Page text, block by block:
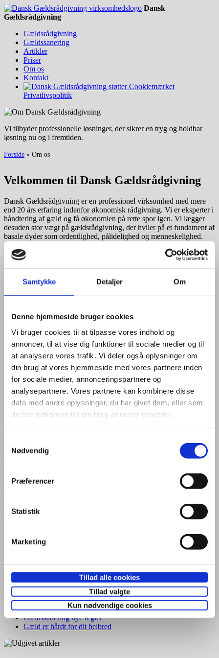
Samtykke Detaljer Om
Denne hjemmeside bruger cookies
Vi bruger cookies til at tilpasse vores indhold og
annoncer, til at vise dig funktioner til sociale medier og til
at analysere vores trafik. Vi deler også oplysninger om
din brug af vores hjemmeside med vores partnere inden
for sociale medier, annonceringspartnere og
analysepartnere. Vores partnere kan kombinere disse
data med andre oplysninger, du har givet dem, eller som
de har indsamlet fra din brug af deres tjenester.
Nødvendig
Præferencer
Statistik
Marketing
Tillad alle cookies
Tillad valgte
Kun nødvendige cookies
Dansk
Gældsrådgivning
Gældsrådgivning
Gældssanering
Artikler
Priser
Om os
Kontakt
Privatlivspolitik
Vi tilbyder professionelle løsninger, der sikrer en tryg og holdbar
løsning nu og i fremtiden.
Forside » Om os
Velkommen til Dansk Gældsrådgivning
Dansk Gældsrådgivning er en professionel virksomhed med mere
end 20 års erfaring indenfor økonomisk rådgivning. Vi er eksperter i
håndtering af gæld og få økonomien på rette spor igen. Vi lægger
desuden stor vægt på gældsrådgivning, der hviler på et fundament af
basale dyder som ordentlighed, pålidelighed og menneskelighed.
Vores vision er at skabe og forbedre livskvalitet samt de økonomiske
rammer for gældsplagede danskere. Vi skal være nytænkende men
samtidig værdsætte gamle dyder. Vi skal sidst men ikke mindst være
den mest attraktive rådgivningsvirksomhed i lokalområdet såvel som
på landsplan.
profil med tanke på klimaet. Vi har derfor stor fokus på miljø og
bæredygtighed og stiler efter at reducere vores miljøpåvirkning bedst
muligt. Vi deltager derfor i de danske klima-initiativer ”Websites, der
støtter klimaprojekter” samt ”Growing Trees Network Foundation”
med projekter i Danmark, Sydamerika, Afrika og Asien. Hos Dansk
Gældsrådgivning tænker vi meget over det aftryk, som vi alle
efterlader til de kommende generationer.
Du er meget velkommen til at kontakte os for yderligere
informationher.
SENESTE ARTIKLER
Gældssanering, rådighedsbeløb 2026
RKI – hvad så ?
Lønindeholdelse fra Gældsstyrelsen, hvad nu?
Håbløs gæld og mistet overblik
Gældssanering for folkepensionister
Returner din bil og bliv fri for gælden!
Gældssanering nye regler
Gæld er hårdt for dit helbred